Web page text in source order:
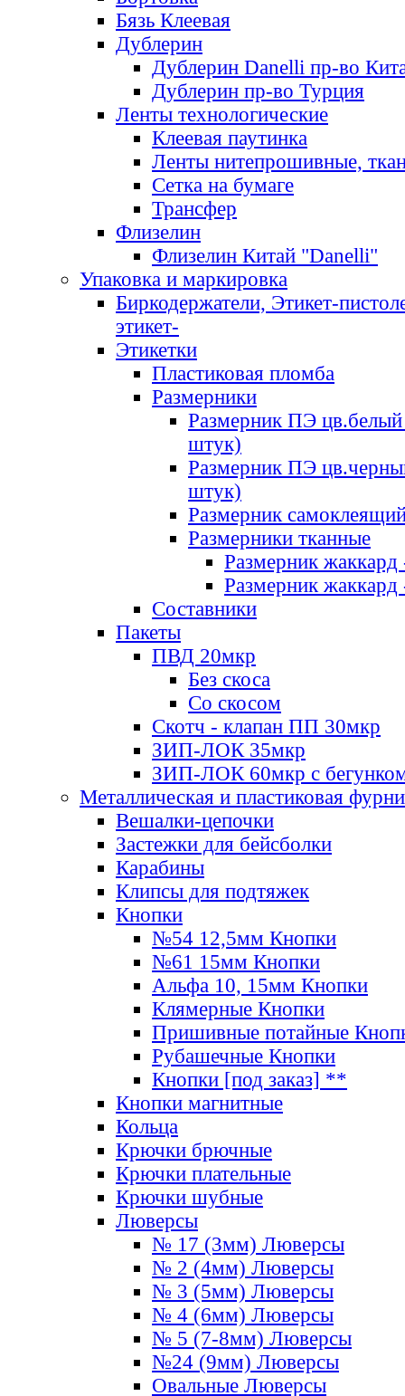
Бязь Клеевая
Дублерин
Дублерин Danelli пр-во
Дублерин пр-во Турция
Ленты технологические
Клеевая паутинка
Ленты нитепрошивные,
Сетка на бумаге
Трансфер
Флизелин
Флизелин Китай "Danelli"
Упаковка и маркировка
Биркодержатели, Этикет-
этикет-
Этикетки
Пластиковая пломба
Размерники
Размерник ПЭ цв.белый
штук)
Размерник ПЭ
штук)
Размерник
Размерники тканные
Размерник
Размерник
Составники
Пакеты
ПВД 20мкр
Без скоса
Со скосом
Скотч - клапан ПП 30мкр
ЗИП-ЛОК 35мкр
ЗИП-ЛОК 60мкр с
Металлическая и пластиковая
Вешалки-цепочки
Застежки для бейсболки
Карабины
Клипсы для подтяжек
Кнопки
№54 12,5мм Кнопки
№61 15мм Кнопки
Альфа 10, 15мм Кнопки
Клямерные Кнопки
Пришивные потайные
Рубашечные Кнопки
Кнопки [под заказ] **
Кнопки магнитные
Кольца
Крючки брючные
Крючки плательные
Крючки шубные
Люверсы
№ 17 (3мм) Люверсы
№ 2 (4мм) Люверсы
№ 3 (5мм) Люверсы
№ 4 (6мм) Люверсы
№ 5 (7-8мм) Люверсы
№24 (9мм) Люверсы
Овальные Люверсы